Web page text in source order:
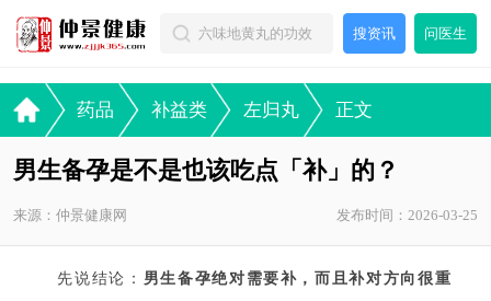
搜资讯 问医生
药品 补益类 左归丸 正文
男生备孕是不是也该吃点「补」的？
来源：仲景健康网 发布时间：2026-03-25
先说结论： 男生备孕绝对需要补，而且补对方向很重